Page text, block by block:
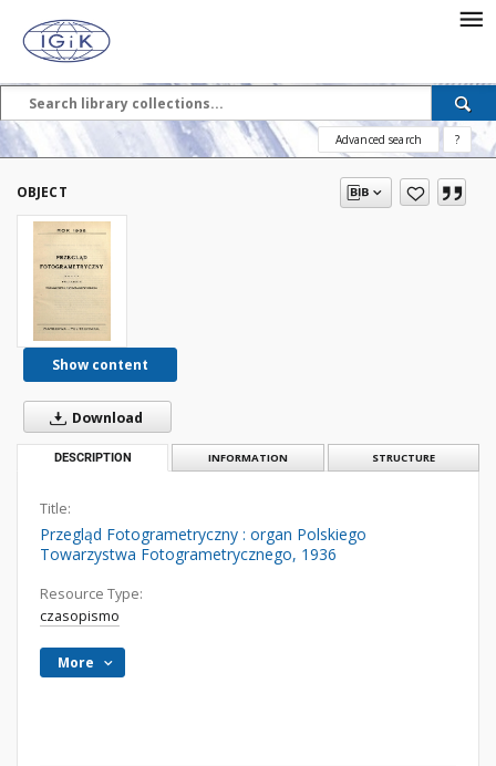
Advanced search ?
OBJECT
Show content
Download
DESCRIPTION INFORMATION STRUCTURE
Title:
Przegląd Fotogrametryczny : organ Polskiego
Towarzystwa Fotogrametrycznego, 1936
Resource Type:
czasopismo
More